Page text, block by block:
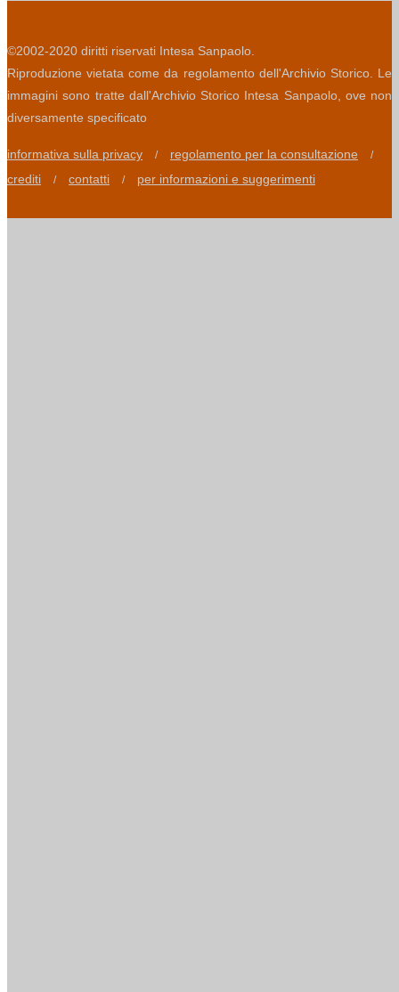
©2002-2020 diritti riservati Intesa Sanpaolo.
Riproduzione vietata come da regolamento dell'Archivio Storico. Le
immagini sono tratte dall'Archivio Storico Intesa Sanpaolo, ove non
diversamente specificato
informativa sulla privacy / regolamento per la consultazione /
crediti / contatti / per informazioni e suggerimenti